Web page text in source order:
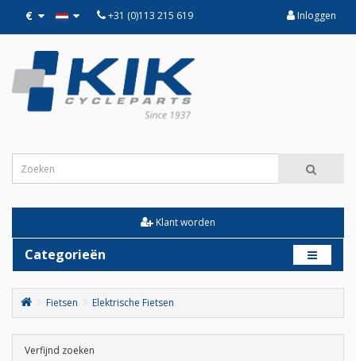
€ +31 (0)113 215 619 Inloggen
Klant worden
Categorieën
Fietsen Elektrische Fietsen
Verfijnd zoeken